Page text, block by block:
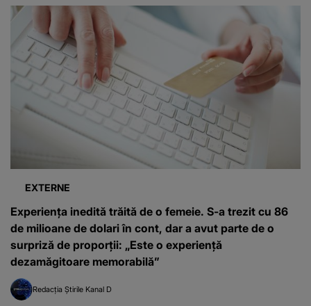
EXTERNE
Experiența inedită trăită de o femeie. S-a trezit cu 86
de milioane de dolari în cont, dar a avut parte de o
surpriză de proporții: „Este o experiență
dezamăgitoare memorabilă”
Redacția Știrile Kanal D